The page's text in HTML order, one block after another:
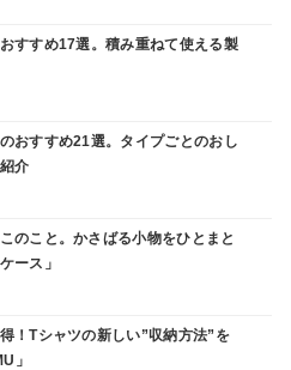
すすめ17選。積み重ねて使える製
おすすめ21選。タイプごとのおし
介
のこと。かさばる小物をひとまと
ース」
！Tシャツの新しい”収納方法”を
」